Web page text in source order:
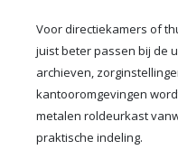
Voor directiekamers of
juist beter passen bij de
archieven,
kantooromgevingen
metalen roldeurkast
praktische indeling.